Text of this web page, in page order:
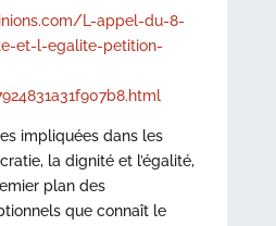
L-appel-du-8-
et-l-egalite-petition-
impliquées dans les
la dignité et l’égalité,
plan des
que connaît le